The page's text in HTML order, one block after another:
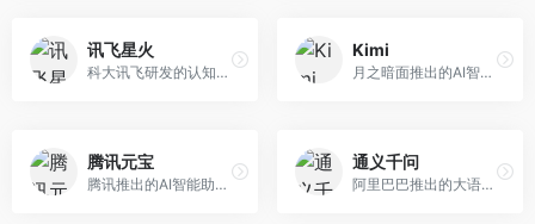
讯飞星火
科大讯飞研发的认知智能大模型，深度融合语音识别和自然语言处理技术。面向企业用户和教育领域，提供语音交互、文档处理、代码生成等服务，中文语音识别准确率高。
Kimi
月之暗面推出的AI智能助手，核心优势在于超长文本处理能力，支持20万字以上文档分析。面向学术研究者、职场人士和内容创作者，提供文档解读、PPT生成、联网搜索等综合服务。
腾讯元宝
腾讯推出的AI智能助手，整合微信生态和腾讯云服务。面向普通用户和企业客户，支持文档解析、图像理解、联网搜索等功能，与腾讯产品无缝衔接，办公协作便捷。
通义千问
阿里巴巴推出的大语言模型平台，提供对话问答、文档处理、图像理解、代码编写等全方位AI服务。面向企业用户和个人开发者，集成阿里云生态，支持多模态交互，企业级安全保障。